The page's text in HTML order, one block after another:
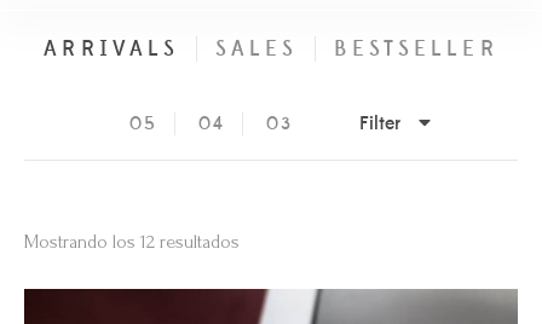
ARRIVALS SALES BESTSELLER
05 04 03 Filter
Mostrando los 12 resultados
los